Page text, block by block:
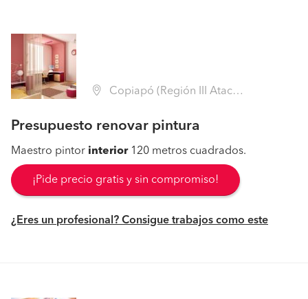
Copiapó (Región III Atacama - Copiapó)
Presupuesto renovar pintura
Maestro pintor interior120 metros cuadrados.
¡Pide precio gratis y sin compromiso!
¿Eres un profesional? Consigue trabajos como este